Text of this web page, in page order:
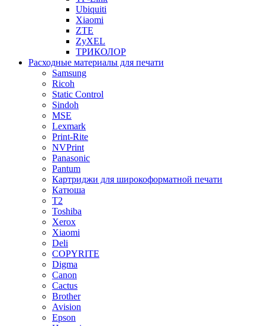
Ubiquiti
Xiaomi
ZTE
ZyXEL
ТРИКОЛОР
Расходные материалы для печати
Samsung
Ricoh
Static Control
Sindoh
MSE
Lexmark
Print-Rite
NVPrint
Panasonic
Pantum
Картриджи для широкоформатной печати
Катюша
T2
Toshiba
Xerox
Xiaomi
Deli
COPYRITE
Digma
Canon
Cactus
Brother
Avision
Epson